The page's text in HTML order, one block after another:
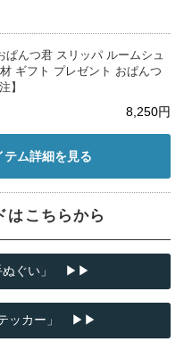
ぱんつ君 スリッパ ルームシュ
ギフト プレゼント おぱんつ
】
8,250円
テム詳細を見る
こちらから
ぬぐい」 ▶▶
テッカー」 ▶▶